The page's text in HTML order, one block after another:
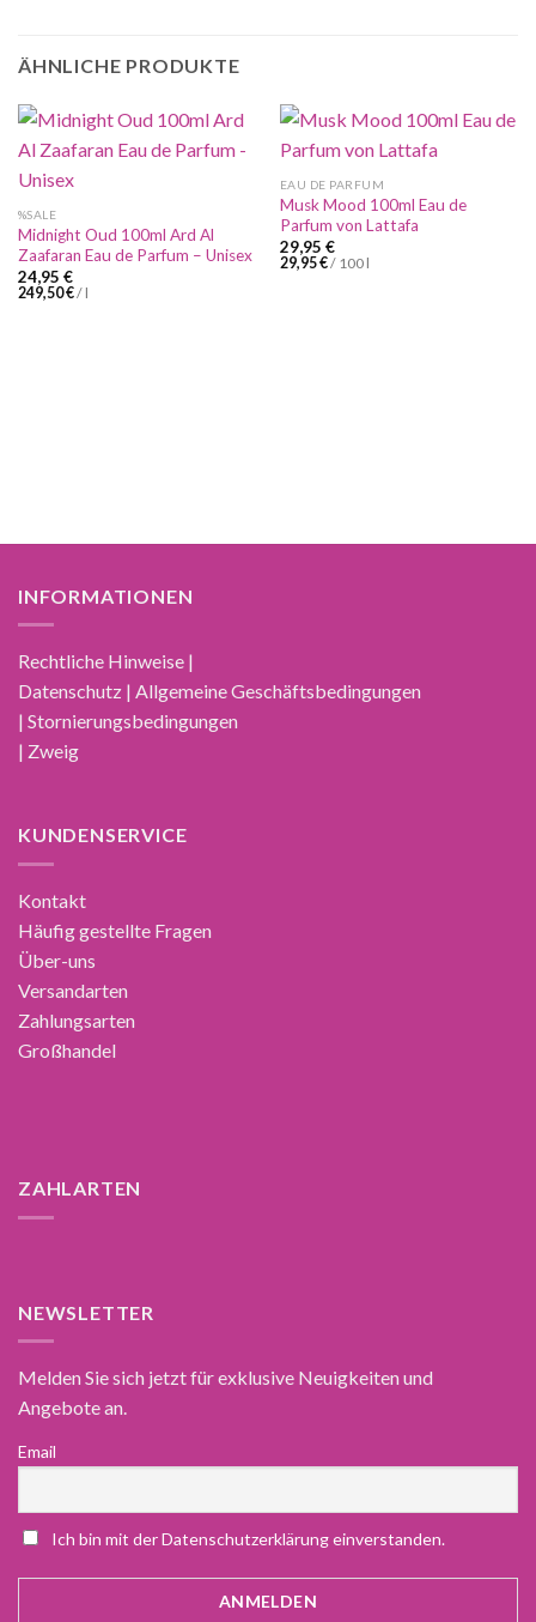
ÄHNLICHE PRODUKTE
%SALE
Midnight Oud 100ml Ard Al
Zaafaran Eau de Parfum – Unisex
24,95 €
249,50€/ l
EAU DE PARFUM
Musk Mood 100ml Eau de
Parfum von Lattafa
29,95 €
29,95€/ 100 l
INFORMATIONEN
Rechtliche Hinweise |
Datenschutz | Allgemeine Geschäftsbedingungen
| Stornierungsbedingungen
| Zweig
KUNDENSERVICE
Kontakt
Häufig gestellte Fragen
Über-uns
Versandarten
Zahlungsarten
Großhandel
ZAHLARTEN
NEWSLETTER
Melden Sie sich jetzt für exklusive Neuigkeiten und
Angebote an.
Email
Ich bin mit der Datenschutzerklärung einverstanden.